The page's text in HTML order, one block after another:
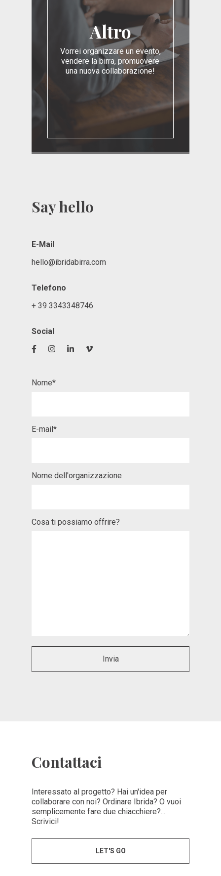
Altro
Vorrei organizzare un evento,
vendere la birra, promuovere
una nuova collaborazione!
Say hello
E-Mail
hello@ibridabirra.com
Telefono
+ 39 3343348746
Social
Nome*
E-mail*
Nome dell'organizzazione
Cosa ti possiamo offrire?
Contattaci
Interessato al progetto? Hai un'idea per
collaborare con noi? Ordinare Ibrida? O vuoi
semplicemente fare due chiacchiere?...
Scrivici!
LET'S GO